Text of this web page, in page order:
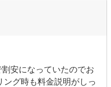
安になっていたのでお
グ時も料金説明がしっ